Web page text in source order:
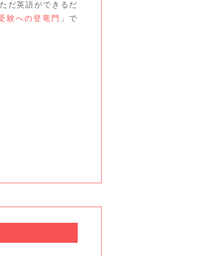
だ英語ができるだ
験への登竜門 」で